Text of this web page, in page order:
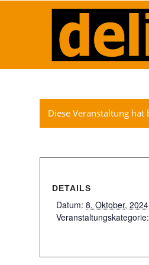
Diese Veranstaltung
DETAILS
Datum: 8. Oktober, 2024
Veranstaltungskategorie: